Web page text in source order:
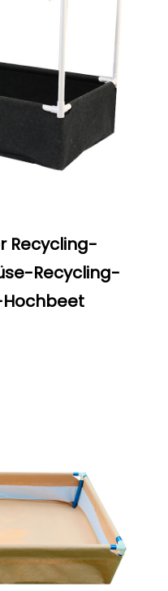
Recycling-
Recycling-